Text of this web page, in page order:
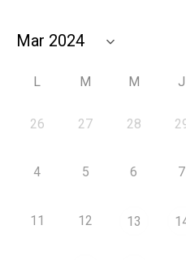
L M M J
26 27 28
4 5 6 7
11 12 13